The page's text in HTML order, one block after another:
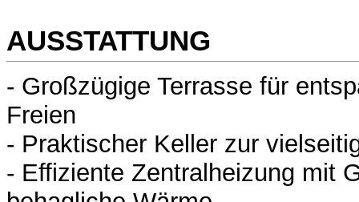
AUSSTATTUNG
- Großzügige Terrasse für
Freien
- Praktischer Keller zur
- Effiziente Zentralheizung mit